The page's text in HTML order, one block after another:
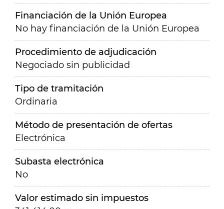
Financiación de la Unión Europea
No hay financiación de la Unión Europea
Procedimiento de adjudicación
Negociado sin publicidad
Tipo de tramitación
Ordinaria
Método de presentación de ofertas
Electrónica
Subasta electrónica
No
Valor estimado sin impuestos